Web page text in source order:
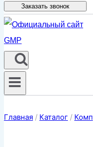
Заказать звонок
Главная / Каталог /